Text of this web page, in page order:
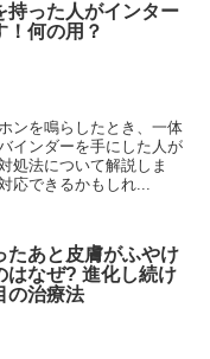
持った人がインター
！何の用？
ンを鳴らしたとき、一体
インダーを手にした人が
処法について解説しま
応できるかもしれ...
たあと皮膚がふやけ
はなぜ? 進化し続け
の治療法